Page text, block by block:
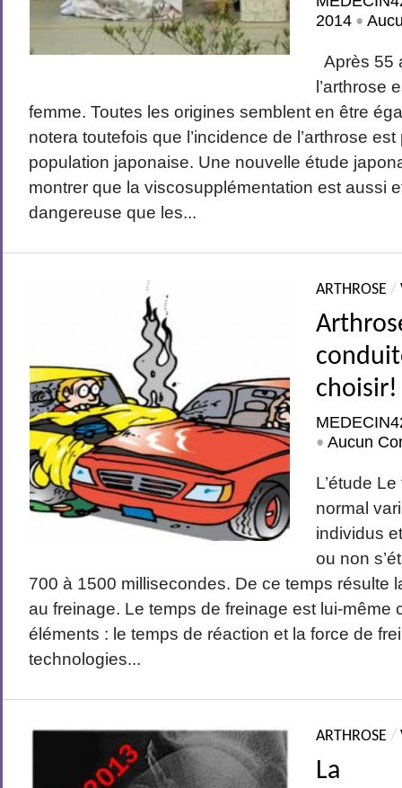
2014 •
Après 55
l’arthrose
femme. Toutes les origines semblent en être
notera toutefois que l’incidence de l’arthrose
population japonaise. Une nouvelle étude
montrer que la viscosupplémentation est aussi
dangereuse que les...
ARTHROSE /
choisir!
•Aucun
L’étude
normal
individus
ou non
700 à 1500 millisecondes. De ce temps résulte
au freinage. Le temps de freinage est lui-même
éléments : le temps de réaction et la force de
technologies...
ARTHROSE /
La